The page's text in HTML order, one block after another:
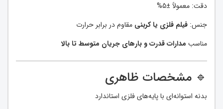
دقت: معمولاً ±5%
جنس: فیلم فلزی یا کربنی مقاوم در برابر حرارت
مناسب مدارات قدرت و بارهای جریان متوسط تا بالا
🔹 مشخصات ظاهری
بدنه استوانه‌ای با پایه‌های فلزی استاندارد